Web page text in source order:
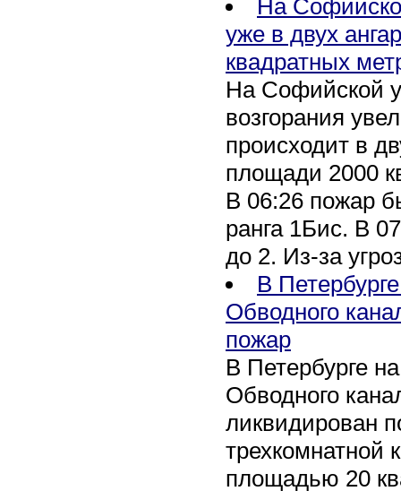
На
уже в двух
квадратных
На Софийской
возгорания
происходит в
площади 2000
В 06:26 пожар
ранга 1Бис. В
до 2. Из-за
В
Обводного
пожар
В Петербурге
Обводного
ликвидирован
трехкомнатной
площадью 20